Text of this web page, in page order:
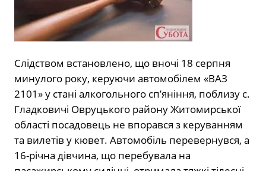
Слідством встановлено, що вночі 18 серпня
минулого року, керуючи автомобілем «ВАЗ
2101» у стані алкогольного сп’яніння, поблизу с.
Гладковичі Овруцького району Житомирської
області посадовець не впорався з керуванням
та вилетів у кювет. Автомобіль перевернувся, а
16-річна дівчина, що перебувала на